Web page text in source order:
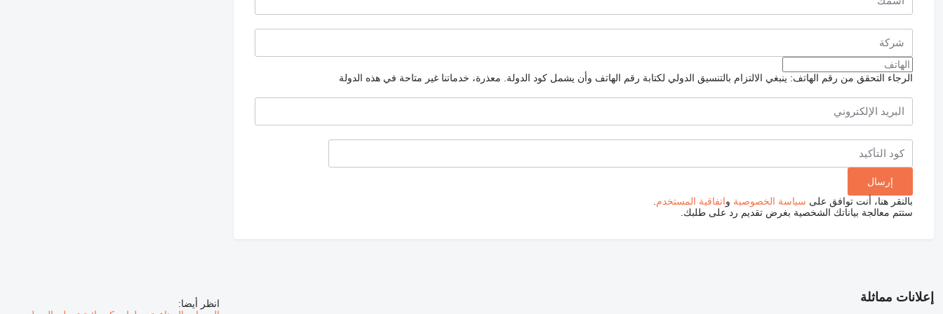
الرجاء التحقق من رقم الهاتف: ينبغي الالتزام بالتنسيق الدولي لكتابة رقم الهاتف وأن يشمل كود الدولة. معذرة، خدماتنا غير متاحة في هذه الدولة
بالنقر هنا، أنت توافق على سياسة الخصوصية واتفاقية المستخدم
ستتم معالجة بياناتك الشخصية بغرض تقديم رد على طلبك.
إعلانات مماثلة
انظر أيضا: